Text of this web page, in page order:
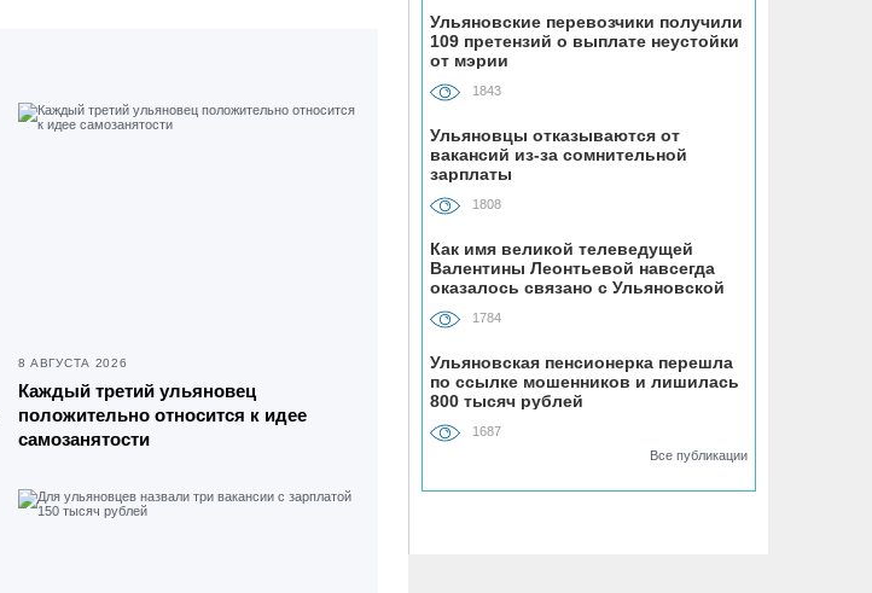
8 АВГУСТА 2026
Каждый третий ульяновец
положительно относится к идее
самозанятости
07.08, 18:43
В Ульяновском районе
захоронения
07.08, 18:00
Ульяновской области в субботу
07.08, 17:35
ВТБ: россияне увеличивают расходы
на спорт и здоровый образ жизни
07.08, 17:35
В Чердаклинском районе в ДТП
Ульяновские перевозчики получили
109 претензий о выплате неустойки
от мэрии
1843
Ульяновцы отказываются от
вакансий из-за сомнительной
зарплаты
1808
Как имя великой телеведущей
Валентины Леонтьевой навсегда
оказалось связано с Ульяновской
областью
1784
Ульяновская пенсионерка перешла
по ссылке мошенников и лишилась
800 тысяч рублей
1687
Все публикации